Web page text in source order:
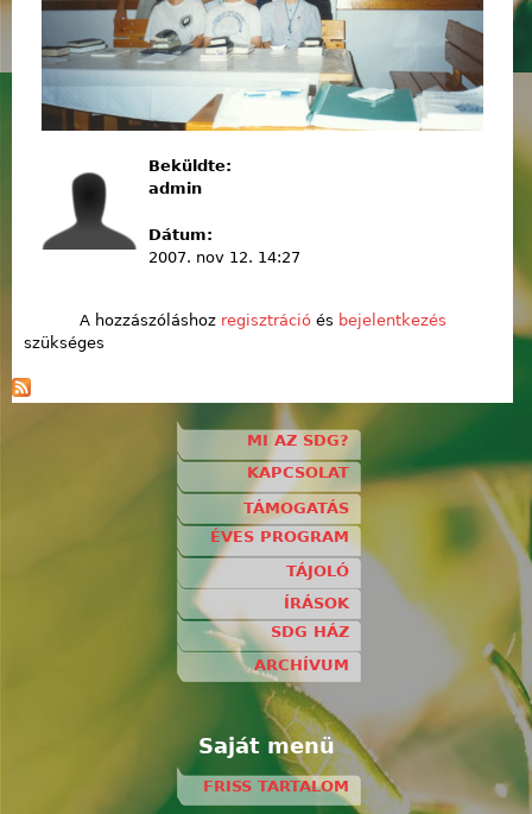
Beküldte:
admin
Dátum:
2007. nov 12. 14:27
A hozzászóláshoz regisztrációés bejelentkezés
szükséges
MI AZ SDG?
KAPCSOLAT
TÁMOGATÁS
ÉVES PROGRAM
TÁJOLÓ
ÍRÁSOK
SDG HÁZ
ARCHÍVUM
Saját menü
FRISS TARTALOM